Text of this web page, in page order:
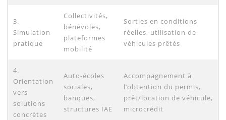
3.
Simulation
pratique
Collectivités,
bénévoles,
plateformes
mobilité
Sorties en conditions
réelles, utilisation de
véhicules prêtés
4.
Orientation
vers
solutions
concrètes
Auto-écoles
sociales,
banques,
structures IAE
Accompagnement à
l’obtention du permis,
prêt/location de véhicule,
microcrédit